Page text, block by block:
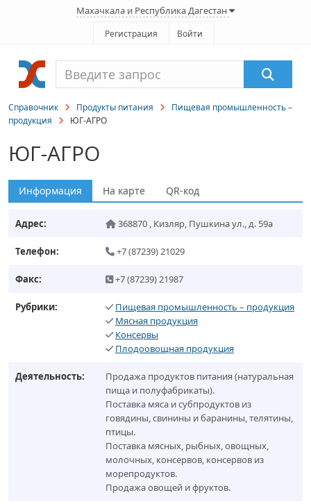
Махачкала и Республика Дагестан
Регистрация Войти
Справочник Продукты питания
Пищевая промышленность –
продукция
ЮГ-АГРО
ЮГ-АГРО
Информация На карте QR-код
Адрес: 368870 , Кизляр, Пушкина ул., д. 59а
Телефон: +7 (87239) 21029
Факс: +7 (87239) 21987
Рубрики:
Пищевая промышленность – продукция
Мясная продукция
Консервы
Плодоовощная продукция
Деятельность:
Продажа продуктов питания (натуральная
пища и полуфабрикаты).
Поставка мяса и субпродуктов из
говядины, свинины и баранины, телятины,
птицы.
Поставка мясных, рыбных, овощных,
молочных, консервов, консервов из
морепродуктов.
Продажа овощей и фруктов.